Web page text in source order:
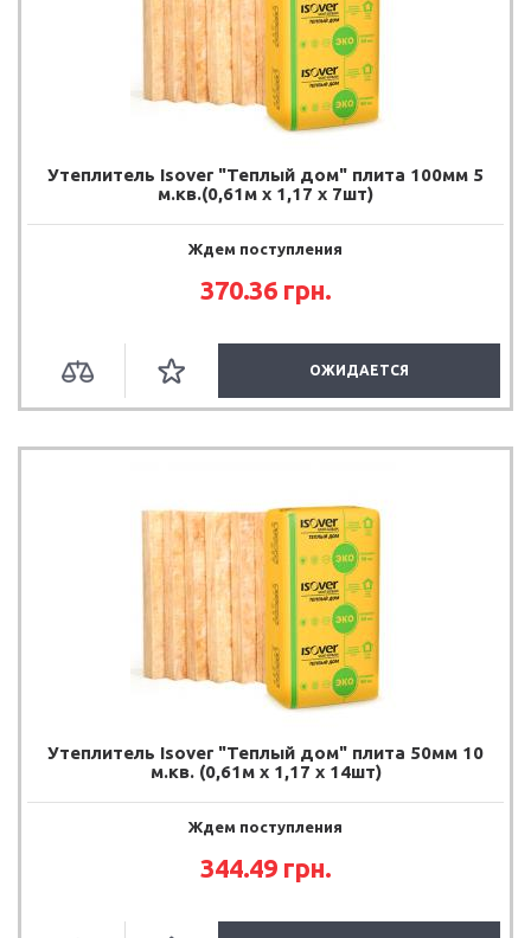
Утеплитель Isover "Теплый дом" плита 100мм 5
м.кв.(0,61м х 1,17 х 7шт)
Ждем поступления
370.36 грн.
ОЖИДАЕТСЯ
Утеплитель Isover "Теплый дом" плита 50мм 10
м.кв. (0,61м х 1,17 х 14шт)
Ждем поступления
344.49 грн.